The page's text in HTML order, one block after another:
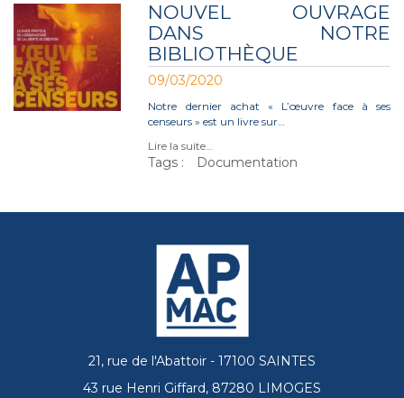
NOUVEL OUVRAGE
DANS NOTRE
BIBLIOTHÈQUE
09/03/2020
Notre dernier achat « L’œuvre face à ses
censeurs » est un livre sur…
Lire la suite…
Tags : Documentation
21, rue de l'Abattoir - 17100 SAINTES
43 rue Henri Giffard, 87280 LIMOGES